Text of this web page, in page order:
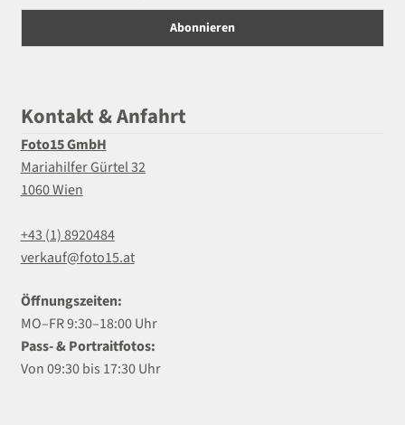
Kontakt & Anfahrt
Foto15 GmbH
Mariahilfer Gürtel 32
1060 Wien
+43 (1) 8920484
verkauf@foto15.at
Öffnungszeiten:
MO–FR 9:30–18:00 Uhr
Pass- & Portraitfotos:
Von 09:30 bis 17:30 Uhr